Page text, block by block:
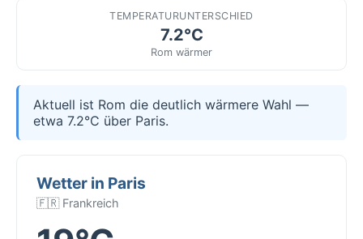
TEMPERATURUNTERSCHIED
7.2°C
Rom wärmer
Aktuell ist Rom die deutlich wärmere Wahl —
etwa 7.2°C über Paris.
Wetter in Paris
🇫🇷 Frankreich